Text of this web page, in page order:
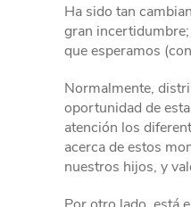
Ha sido tan
gran
que esperamos
Normalmente,
oportunidad de
atención los
acerca de estos
nuestros hijos, y